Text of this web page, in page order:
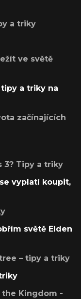
a triky
ve světě
a triky na
začínajících
3? Tipy a triky
vyplatí koupit,
světě Elden
– tipy a triky
the Kingdom -